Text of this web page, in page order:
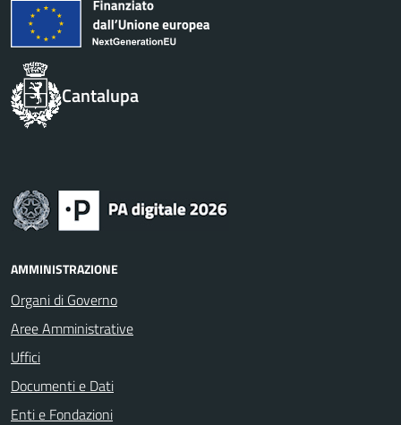
Cantalupa
AMMINISTRAZIONE
Organi di Governo
Aree Amministrative
Uffici
Documenti e Dati
Enti e Fondazioni